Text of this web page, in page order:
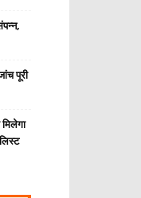
पूरी